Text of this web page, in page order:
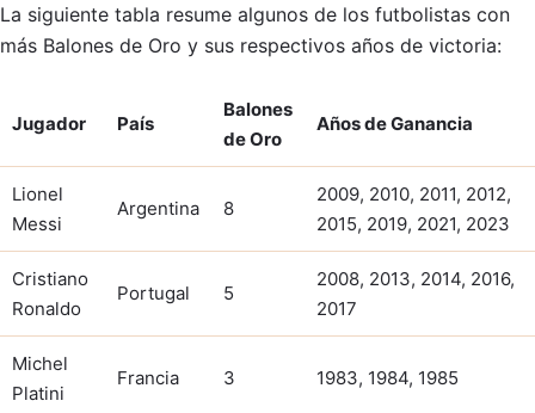
La siguiente tabla resume algunos de los futbolistas con
más Balones de Oro y sus respectivos años de victoria:
Jugador País
Balones
de Oro
Años de Ganancia
Lionel
Messi
Argentina 8
2009, 2010, 2011, 2012,
2015, 2019, 2021, 2023
Cristiano
Ronaldo
Portugal 5
2008, 2013, 2014, 2016,
2017
Michel
Platini
Francia 3 1983, 1984, 1985